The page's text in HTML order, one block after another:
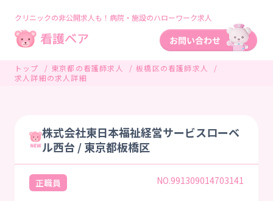
クリニックの非公開求人も！病院・施設のハローワーク求人
トップ 東京都の看護師求人
板橋区の看護師求人
求人詳細の求人詳細
株式会社東日本福祉経営サービスローベ
ル西台 / 東京都板橋区
正職員 NO.991309014703141